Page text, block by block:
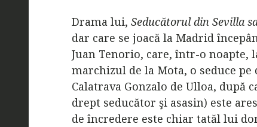
Drama lui, Seducătorul din Sevilla
dar care se joacă la Madrid
Juan Tenorio, care, într-o noapte,
marchizul de la Mota, o seduce
Calatrava Gonzalo de Ulloa,
drept seducător şi asasin) este
de încredere este chiar tatăl lui